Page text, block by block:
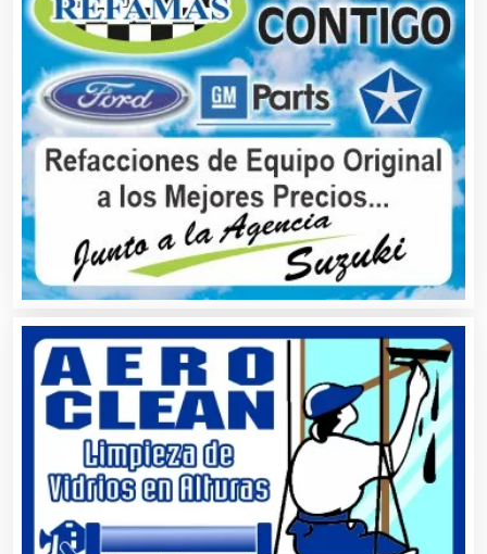
Alimentos
Almacenaje
Alquiler de Autos
Alquiler de Equipos para Fiestas
Alquiler de Sillas y Mesas
Alquiler de Trajes de Etiqueta
Alta Costura